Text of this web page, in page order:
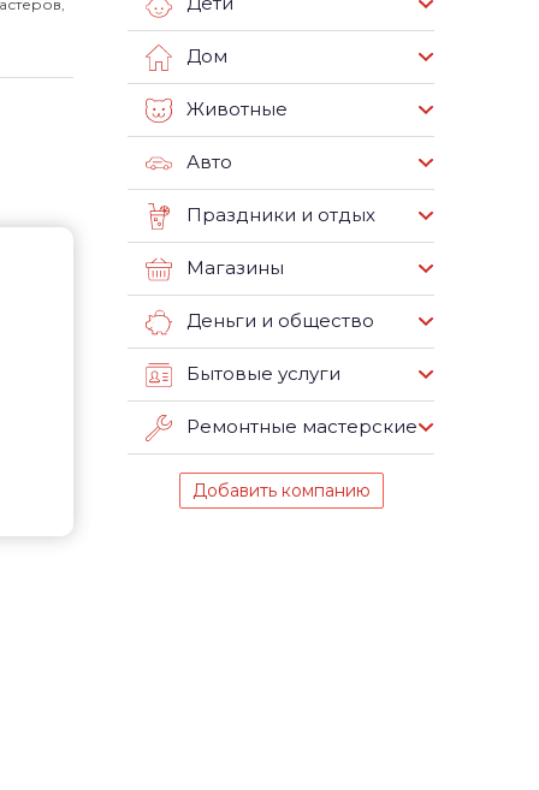
Дом
Животные
Авто
Праздники и отдых
Магазины
Деньги и общество
Бытовые услуги
Ремонтные мастерские
Добавить компанию